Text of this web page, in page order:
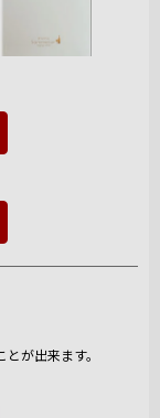
が出来ます。